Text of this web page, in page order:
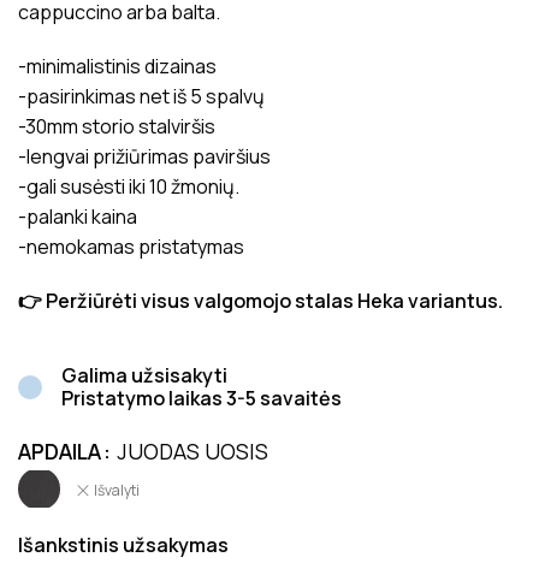
cappuccino arba balta.
-minimalistinis dizainas
-pasirinkimas net iš 5 spalvų
-30mm storio stalviršis
-lengvai prižiūrimas paviršius
-gali susėsti iki 10 žmonių.
-palanki kaina
-nemokamas pristatymas
👉 Peržiūrėti visus valgomojo stalas Heka variantus.
Galima užsisakyti
Pristatymo laikas 3-5 savaitės
APDAILA JUODAS UOSIS
Išvalyti
Išankstinis užsakymas